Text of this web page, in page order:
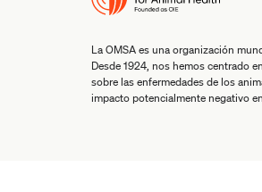
La OMSA es una organización
Desde 1924, nos hemos centrado
sobre las enfermedades de los
impacto potencialmente negativo